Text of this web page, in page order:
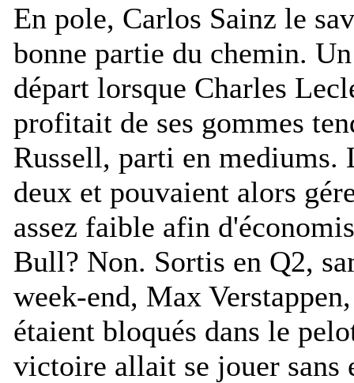
En pole, Carlos Sainz le
bonne partie du chemin.
départ lorsque Charles
profitait de ses gommes
Russell, parti en mediums.
deux et pouvaient alors
assez faible afin
Bull? Non. Sortis en Q2,
week-end, Max
étaient bloqués dans le
victoire allait se jouer sans